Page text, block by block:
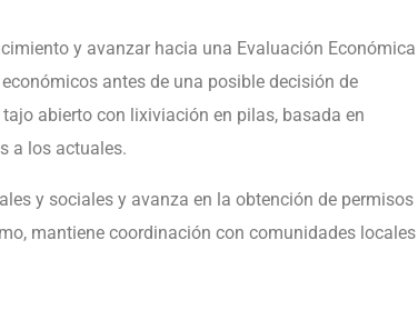
y avanzar hacia una Evaluación Económica
antes de una posible decisión de
abierto con lixiviación en pilas, basada en
a los actuales.
y sociales y avanza en la obtención de permisos
mantiene coordinación con comunidades locales